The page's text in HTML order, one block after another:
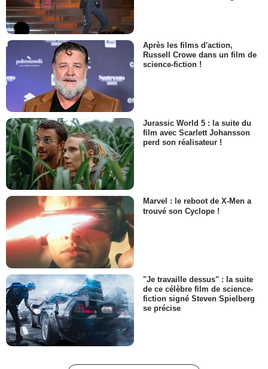
Après les films d'action,
Russell Crowe dans un film de
science-fiction !
Jurassic World 5 : la suite du
film avec Scarlett Johansson
perd son réalisateur !
Marvel : le reboot de X-Men a
trouvé son Cyclope !
"Je travaille dessus" : la suite
de ce célèbre film de science-
fiction signé Steven Spielberg
se précise